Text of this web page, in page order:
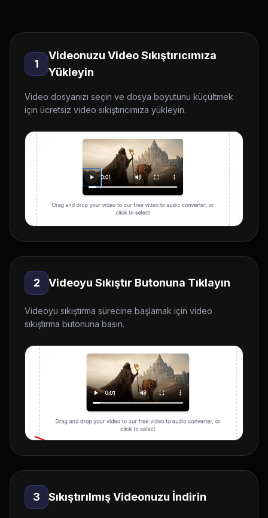
1
Videonuzu Video Sıkıştırıcımıza
Yükleyin
Video dosyanızı seçin ve dosya boyutunu küçültmek
için ücretsiz video sıkıştırıcımıza yükleyin.
2 Videoyu Sıkıştır Butonuna Tıklayın
Videoyu sıkıştırma sürecine başlamak için video
sıkıştırma butonuna basın.
3 Sıkıştırılmış Videonuzu İndirin